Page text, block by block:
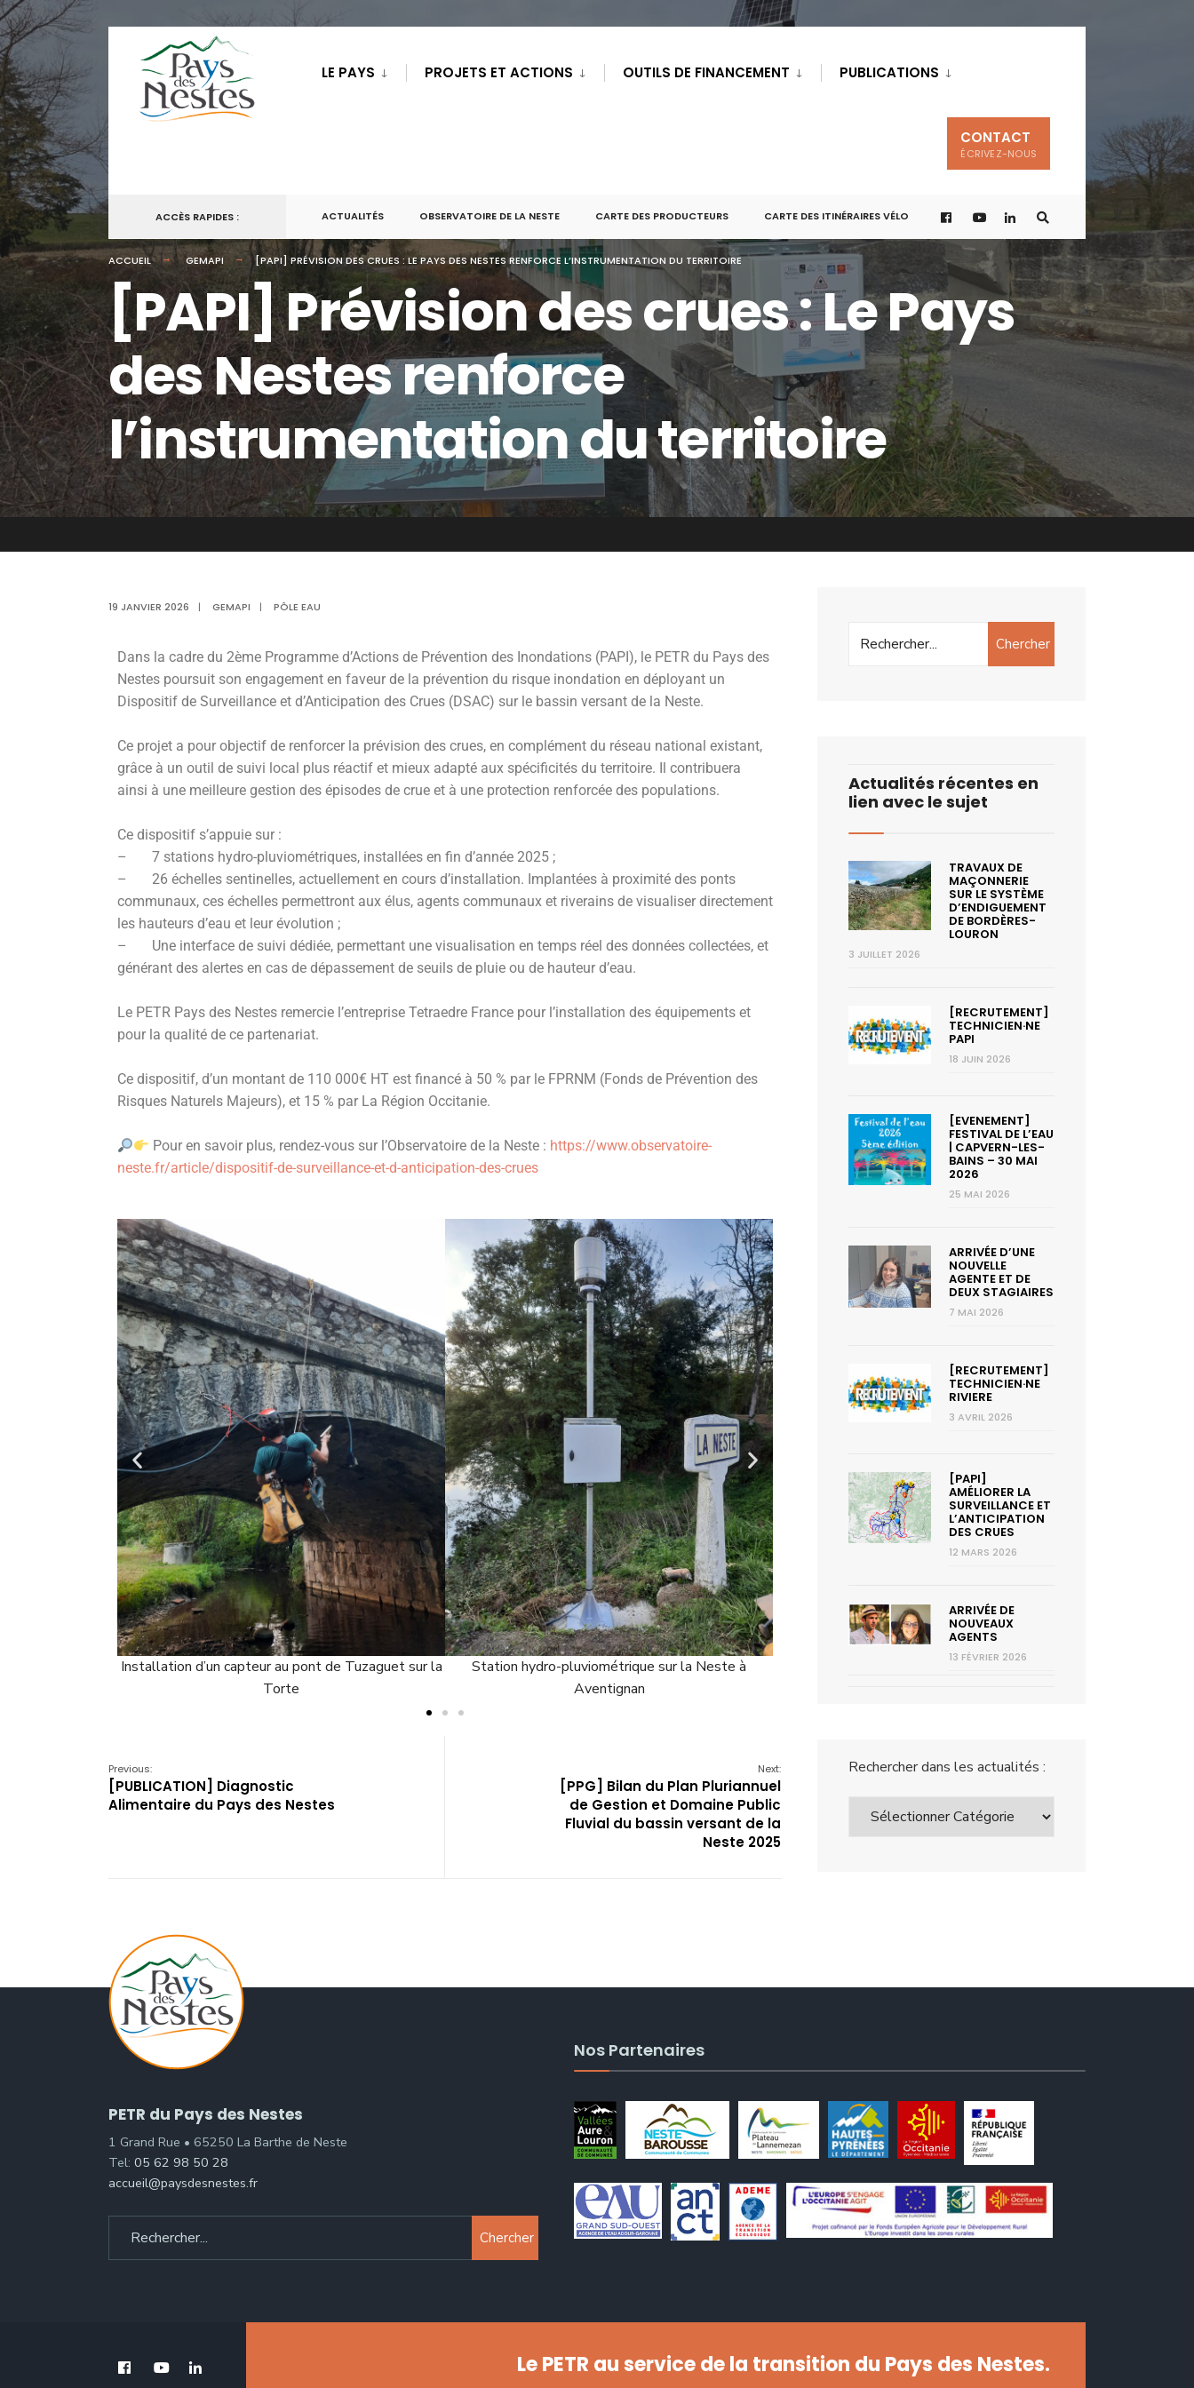
LE PAYS PROJETS ET ACTIONS OUTILS DE FINANCEMENT PUBLICATIONS
CONTACT
ÉCRIVEZ-NOUS
ACCÈS RAPIDES : ACTUALITÉS OBSERVATOIRE DE LA NESTE CARTE DES PRODUCTEURS CARTE DES ITINÉRAIRES VÉLO
ACCUEIL GEMAPI [PAPI] PRÉVISION DES CRUES : LE PAYS DES NESTES RENFORCE L’INSTRUMENTATION DU TERRITOIRE
[PAPI] Prévision des crues : Le Pays
des Nestes renforce
l’instrumentation du territoire
19 JANVIER 2026 | GEMAPI | PÔLE EAU
Dans la cadre du 2ème Programme d’Actions de Prévention des Inondations (PAPI), le PETR du Pays des
Nestes poursuit son engagement en faveur de la prévention du risque inondation en déployant un
Dispositif de Surveillance et d’Anticipation des Crues (DSAC) sur le bassin versant de la Neste.
Ce projet a pour objectif de renforcer la prévision des crues, en complément du réseau national existant,
grâce à un outil de suivi local plus réactif et mieux adapté aux spécificités du territoire. Il contribuera
ainsi à une meilleure gestion des épisodes de crue et à une protection renforcée des populations.
Ce dispositif s’appuie sur :
– 7 stations hydro-pluviométriques, installées en fin d’année 2025 ;
– 26 échelles sentinelles, actuellement en cours d’installation. Implantées à proximité des ponts
communaux, ces échelles permettront aux élus, agents communaux et riverains de visualiser directement
les hauteurs d’eau et leur évolution ;
– Une interface de suivi dédiée, permettant une visualisation en temps réel des données collectées, et
générant des alertes en cas de dépassement de seuils de pluie ou de hauteur d’eau.
Le PETR Pays des Nestes remercie l’entreprise Tetraedre France pour l’installation des équipements et
pour la qualité de ce partenariat.
Ce dispositif, d’un montant de 110 000€ HT est financé à 50 % par le FPRNM (Fonds de Prévention des
Risques Naturels Majeurs), et 15 % par La Région Occitanie.
Pour en savoir plus, rendez-vous sur l’Observatoire de la Neste : https://www.observatoire-
neste.fr/article/dispositif-de-surveillance-et-d-anticipation-des-crues
Station hydro-pluviométrique sur la Neste à
Aventignan
Echelle limnimétrique sur le pont de la Neste à
Aventignan
Installation d’un capteur au pont de Tuzaguet sur la
Previous:
[PUBLICATION] Diagnostic
Alimentaire du Pays des Nestes
Next:
[PPG] Bilan du Plan Pluriannuel
de Gestion et Domaine Public
Fluvial du bassin versant de la
Neste 2025
Chercher
Actualités récentes en
lien avec le sujet
TRAVAUX DE
MAÇONNERIE
SUR LE SYSTÈME
D’ENDIGUEMENT
DE BORDÈRES-
LOURON
3 JUILLET 2026
[RECRUTEMENT]
TECHNICIEN·NE
PAPI
18 JUIN 2026
[EVENEMENT]
FESTIVAL DE L’EAU
| CAPVERN-LES-
BAINS – 30 MAI
2026
25 MAI 2026
ARRIVÉE D’UNE
NOUVELLE
AGENTE ET DE
DEUX STAGIAIRES
7 MAI 2026
[RECRUTEMENT]
TECHNICIEN·NE
RIVIERE
3 AVRIL 2026
[PAPI]
AMÉLIORER LA
SURVEILLANCE ET
L’ANTICIPATION
DES CRUES
12 MARS 2026
ARRIVÉE DE
NOUVEAUX
AGENTS
13 FÉVRIER 2026
Rechercher dans les actualités :
PETR du Pays des Nestes
1 Grand Rue • 65250 La Barthe de Neste
Tel: 05 62 98 50 28
accueil@paysdesnestes.fr
Chercher
Nos Partenaires
Le PETR au service de la transition du Pays des Nestes.